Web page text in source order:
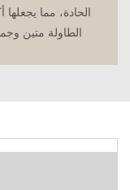
الحادة، مما
الطاولة متين